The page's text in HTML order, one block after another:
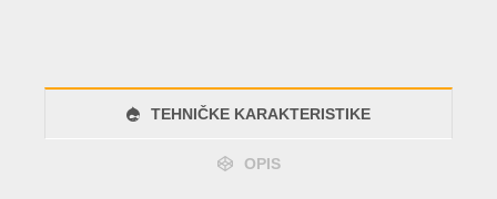
TEHNIČKE KARAKTERISTIKE
OPIS